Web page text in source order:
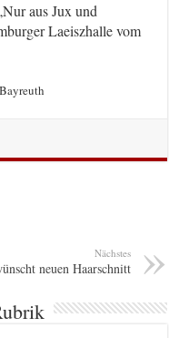
aus Jux und
Laeiszhalle vom
Nächstes
neuen Haarschnitt